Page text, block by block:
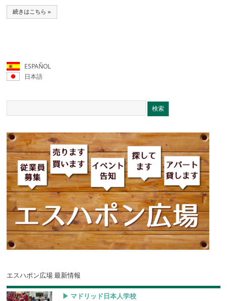
続きはこちら »
ESPAÑOL
日本語
エスハポン広場 最新情報
▶︎ マドリッド日本人学校